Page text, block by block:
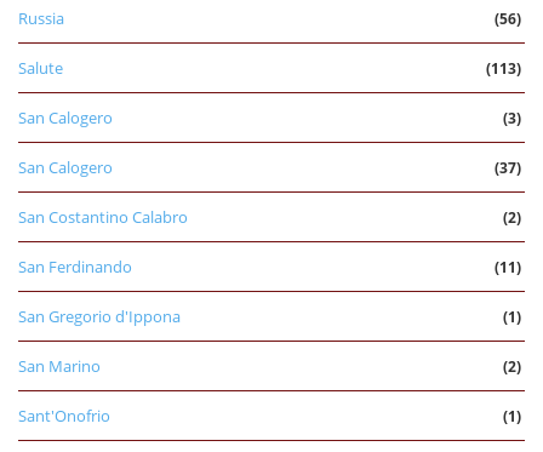
Russia (56)
Salute (113)
San Calogero (3)
San Calogero (37)
San Costantino Calabro (2)
San Ferdinando (11)
San Gregorio d'Ippona (1)
San Marino (2)
Sant'Onofrio (1)